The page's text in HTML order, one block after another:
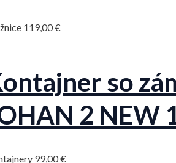
119,00€
so
2 NEW
99,00€